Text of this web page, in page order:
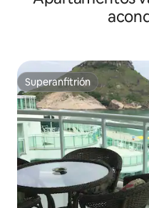
Superanfitrión
Superanfitrión